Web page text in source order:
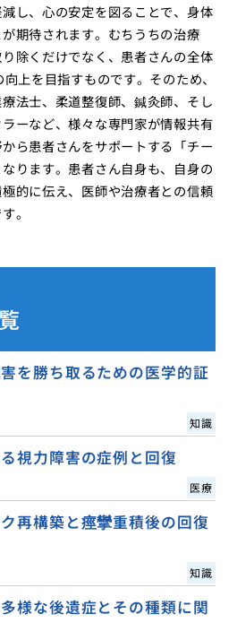
し、心の安定を図ることで、身体
期待されます。むちうちの治療
除くだけでなく、患者さんの全体
上を目指すものです。そのため、
法士、柔道整復師、鍼灸師、そし
ーなど、様々な専門家が情報共有
ら患者さんをサポートする「チー
ります。患者さん自身も、自身の
的に伝え、医師や治療者との信頼
。
を勝ち取るための医学的証
知識
視力障害の症例と回復
医療
再構築と痙攣重積後の回復
知識
様な後遺症とその種類に関